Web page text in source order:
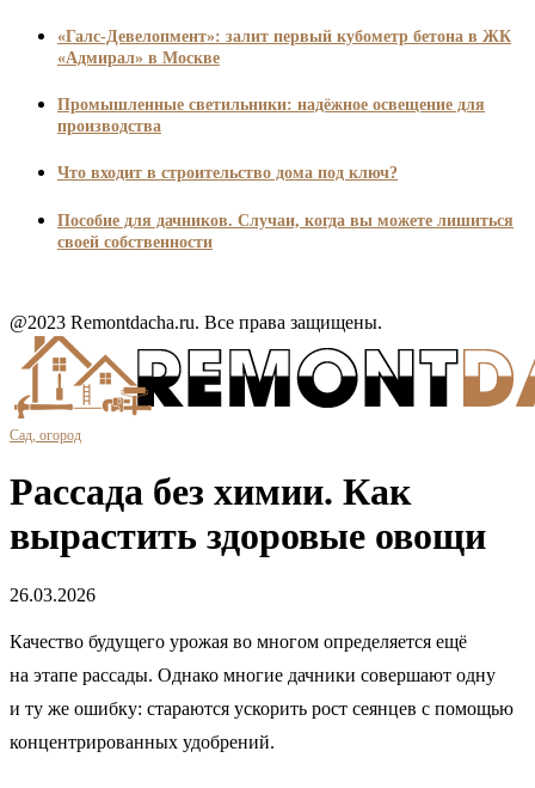
«Галс-Девелопмент»: залит первый кубометр бетона в ЖК
«Адмирал» в Москве
Промышленные светильники: надёжное освещение для
производства
Что входит в строительство дома под ключ?
Пособие для дачников. Случаи, когда вы можете лишиться
своей собственности
@2023 Remontdacha.ru. Все права защищены.
Сад, огород
Рассада без химии. Как
вырастить здоровые овощи
26.03.2026
Качество будущего урожая во многом определяется ещё
на этапе рассады. Однако многие дачники совершают одну
и ту же ошибку: стараются ускорить рост сеянцев с помощью
концентрированных удобрений.